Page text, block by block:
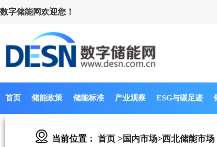
数字储能网欢迎您！
首页 储能政策 储能标准 产业观察 ESG与碳足迹
当前位置： 首页 >国内市场>西北储能市场